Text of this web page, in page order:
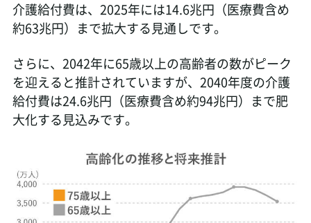
介護給付費は、2025年には14.6兆円（医療費含め
約63兆円）まで拡大する見通しです。
さらに、2042年に65歳以上の高齢者の数がピーク
を迎えると推計されていますが、2040年度の介護
給付費は24.6兆円（医療費含め約94兆円）まで肥
大化する見込みです。